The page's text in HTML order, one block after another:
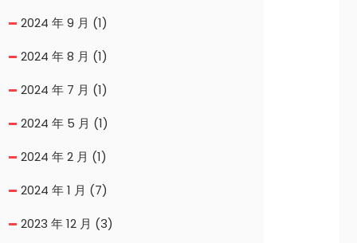
2024 年 9 月 (1)
2024 年 8 月 (1)
2024 年 7 月 (1)
2024 年 5 月 (1)
2024 年 2 月 (1)
2024 年 1 月 (7)
2023 年 12 月 (3)